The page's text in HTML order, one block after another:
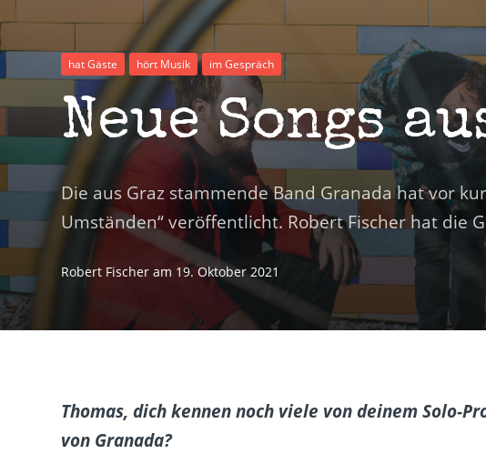
hat Gäste hört Musik im Gespräch
Neue Songs
Die aus Graz stammende Band Granada hat vor
Umständen“ veröffentlicht. Robert Fischer hat die
Robert Fischeram 19. Oktober 2021
Thomas, dich kennen noch viele von deinem Solo-
von Granada?